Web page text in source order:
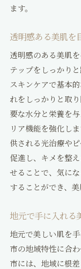
ます。
透明感ある美肌を
透明感のある美肌
テップをしっかり
スキンケアで基本
れをしっかりと取
要な水分と栄養を
リア機能を強化し
供される光治療や
促進し、キメを整
せることで、気に
することができ、美
地元で手に入れる
地元で美しい肌を
市の地域特性に合
市には、地域に根